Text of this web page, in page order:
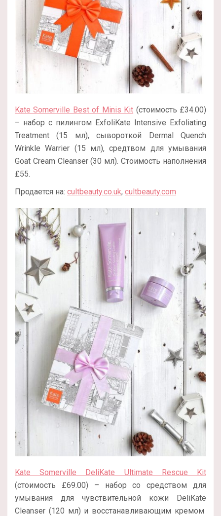
Kate Somerville Best of Minis Kit (стоимость £34.00)
– набор с пилингом ExfoliKate Intensive Exfoliating
Treatment (15 мл), сывороткой Dermal Quench
Wrinkle Warrier (15 мл), средтвом для умывания
Goat Cream Cleanser (30 мл). Стоимость наполнения
£55.
Продается на: cultbeauty.co.uk, cultbeauty.com
Kate Somerville DeliKate Ultimate Rescue Kit
(стоимость £69.00) – набор со средством для
умывания для чувствительной кожи DeliKate
Cleanser (120 мл) и восстанавливающим кремом